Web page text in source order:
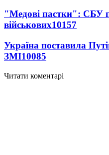
"Медові пастки": СБУ
військових10157
Україна поставила
ЗМІ10085
Читати коментарі